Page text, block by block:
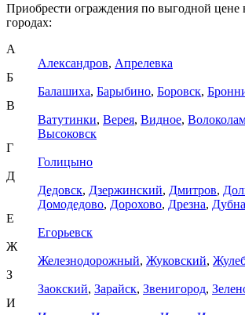
Приобрести ограждения по выгодной цене
городах:
А
Александров, Апрелевка
Б
Балашиха, Барыбино, Боровск,
В
Ватутинки, Верея, Видное,
Высоковск
Г
Голицыно
Д
Дедовск, Дзержинский, Дмитров,
Домодедово, Дорохово, Дрезна, Дубна
Е
Егорьевск
Ж
Железнодорожный, Жуковский,
З
Заокский, Зарайск, Звенигород,
И